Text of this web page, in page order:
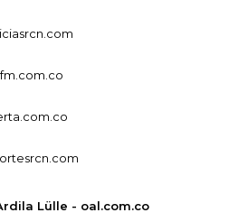
Lülle - oal.com.co